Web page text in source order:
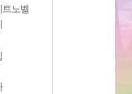
트노벨